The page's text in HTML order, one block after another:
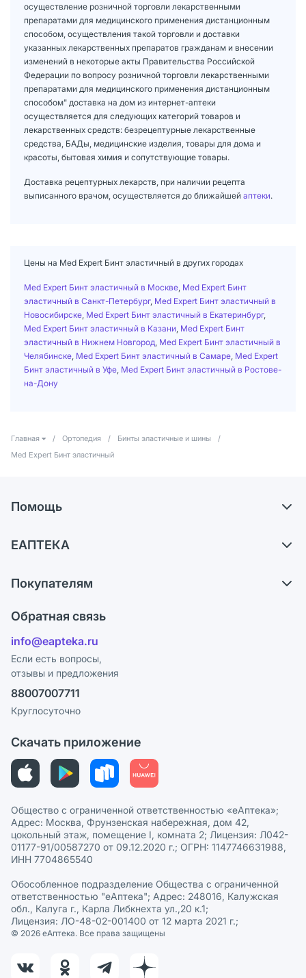
осуществление розничной торговли лекарственными
препаратами для медицинского применения дистанционным
способом, осуществления такой торговли и доставки
указанных лекарственных препаратов гражданам и внесении
изменений в некоторые акты Правительства Российской
Федерации по вопросу розничной торговли лекарственными
препаратами для медицинского применения дистанционным
способом" доставка на дом из интернет-аптеки
осуществляется для следующих категорий товаров и
лекарственных средств: безрецептурные лекарственные
средства, БАДы, медицинские изделия, товары для дома и
красоты, бытовая химия и сопутствующие товары.
Доставка рецептурных лекарств, при наличии рецепта
выписанного врачом, осуществляется до ближайшей аптеки.
Цены на Med Expert Бинт эластичный в других городах
Med Expert Бинт эластичный в Москве Med Expert Бинт
эластичный в Санкт-Петербург, Med Expert Бинт эластичный в
Новосибирске Med Expert Бинт эластичный в Екатеринбург,
Med Expert Бинт эластичный в Казани Med Expert Бинт
эластичный в Нижнем Новгород Med Expert Бинт эластичный в
Челябинске Med Expert Бинт эластичный в Самаре Med Expert
Бинт эластичный в Уфе Med Expert Бинт эластичный в Ростове-
на-Дону
Главная / Ортопедия / Бинты эластичные и шины
/
Med Expert Бинт эластичный
Помощь
Самовывоз из аптек
Ответы на вопросы
Блог
ЕАПТЕКА
Карьера
Поставщики
Лицензия
Реклама на сайте
Ваши товары на ЕАПТЕКЕ
Покупателям
Программа СберСпасибо
Политика конфиденциальности
Пользовательское соглашение
Политика рекомендаций
Этика и соответствие
Политика в отношении обработки персональных данных
Обратная связь
info@eapteka.ru
Если есть вопросы,
отзывы и предложения
88007007711
Круглосуточно
Скачать приложение
Общество с ограниченной ответственностью «еАптека»;
Адрес: Москва, Фрунзенская набережная, дом 42,
цокольный этаж, помещение I, комната 2; Лицензия: Л042-
01177-91/00587270 от 09.12.2020 г.; ОГРН: 1147746631988,
ИНН 7704865540
Обособленное подразделение Общества с ограниченной
ответственностью "еАптека"; Адрес: 248016, Калужская
обл., Калуга г., Карла Либкнехта ул.,20 к.1;
Лицензия: ЛО-48-02-001400 от 12 марта 2021 г.;
© 2026 eАптека. Все права защищены